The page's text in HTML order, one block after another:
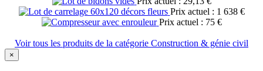
Prix actuel : 1 638 €
Prix actuel : 75 €
Voir tous les produits de la catégorie Construction & génie civil
×